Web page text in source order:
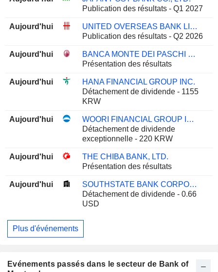
Publication des résultats - Q1 2027
Aujourd'hui
UNITED OVERSEAS BANK LIMITED
Publication des résultats - Q2 2026
Aujourd'hui
BANCA MONTE DEI PASCHI DI SIENA S.P.A.
Présentation des résultats
Aujourd'hui
HANA FINANCIAL GROUP INC.
Détachement de dividende - 1155
KRW
Aujourd'hui
WOORI FINANCIAL GROUP INC.
Détachement de dividende
exceptionnelle - 220 KRW
Aujourd'hui
THE CHIBA BANK, LTD.
Présentation des résultats
Aujourd'hui
SOUTHSTATE BANK CORPORATION
Détachement de dividende - 0.66
USD
Plus d'événements
Evénements passés dans le secteur de Bank of